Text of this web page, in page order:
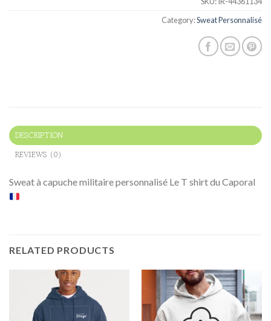
Category:Sweat Personnalisé
DESCRIPTION
REVIEWS (0)
Sweat à capuche militaire personnalisé Le T shirt du Caporal
RELATED PRODUCTS